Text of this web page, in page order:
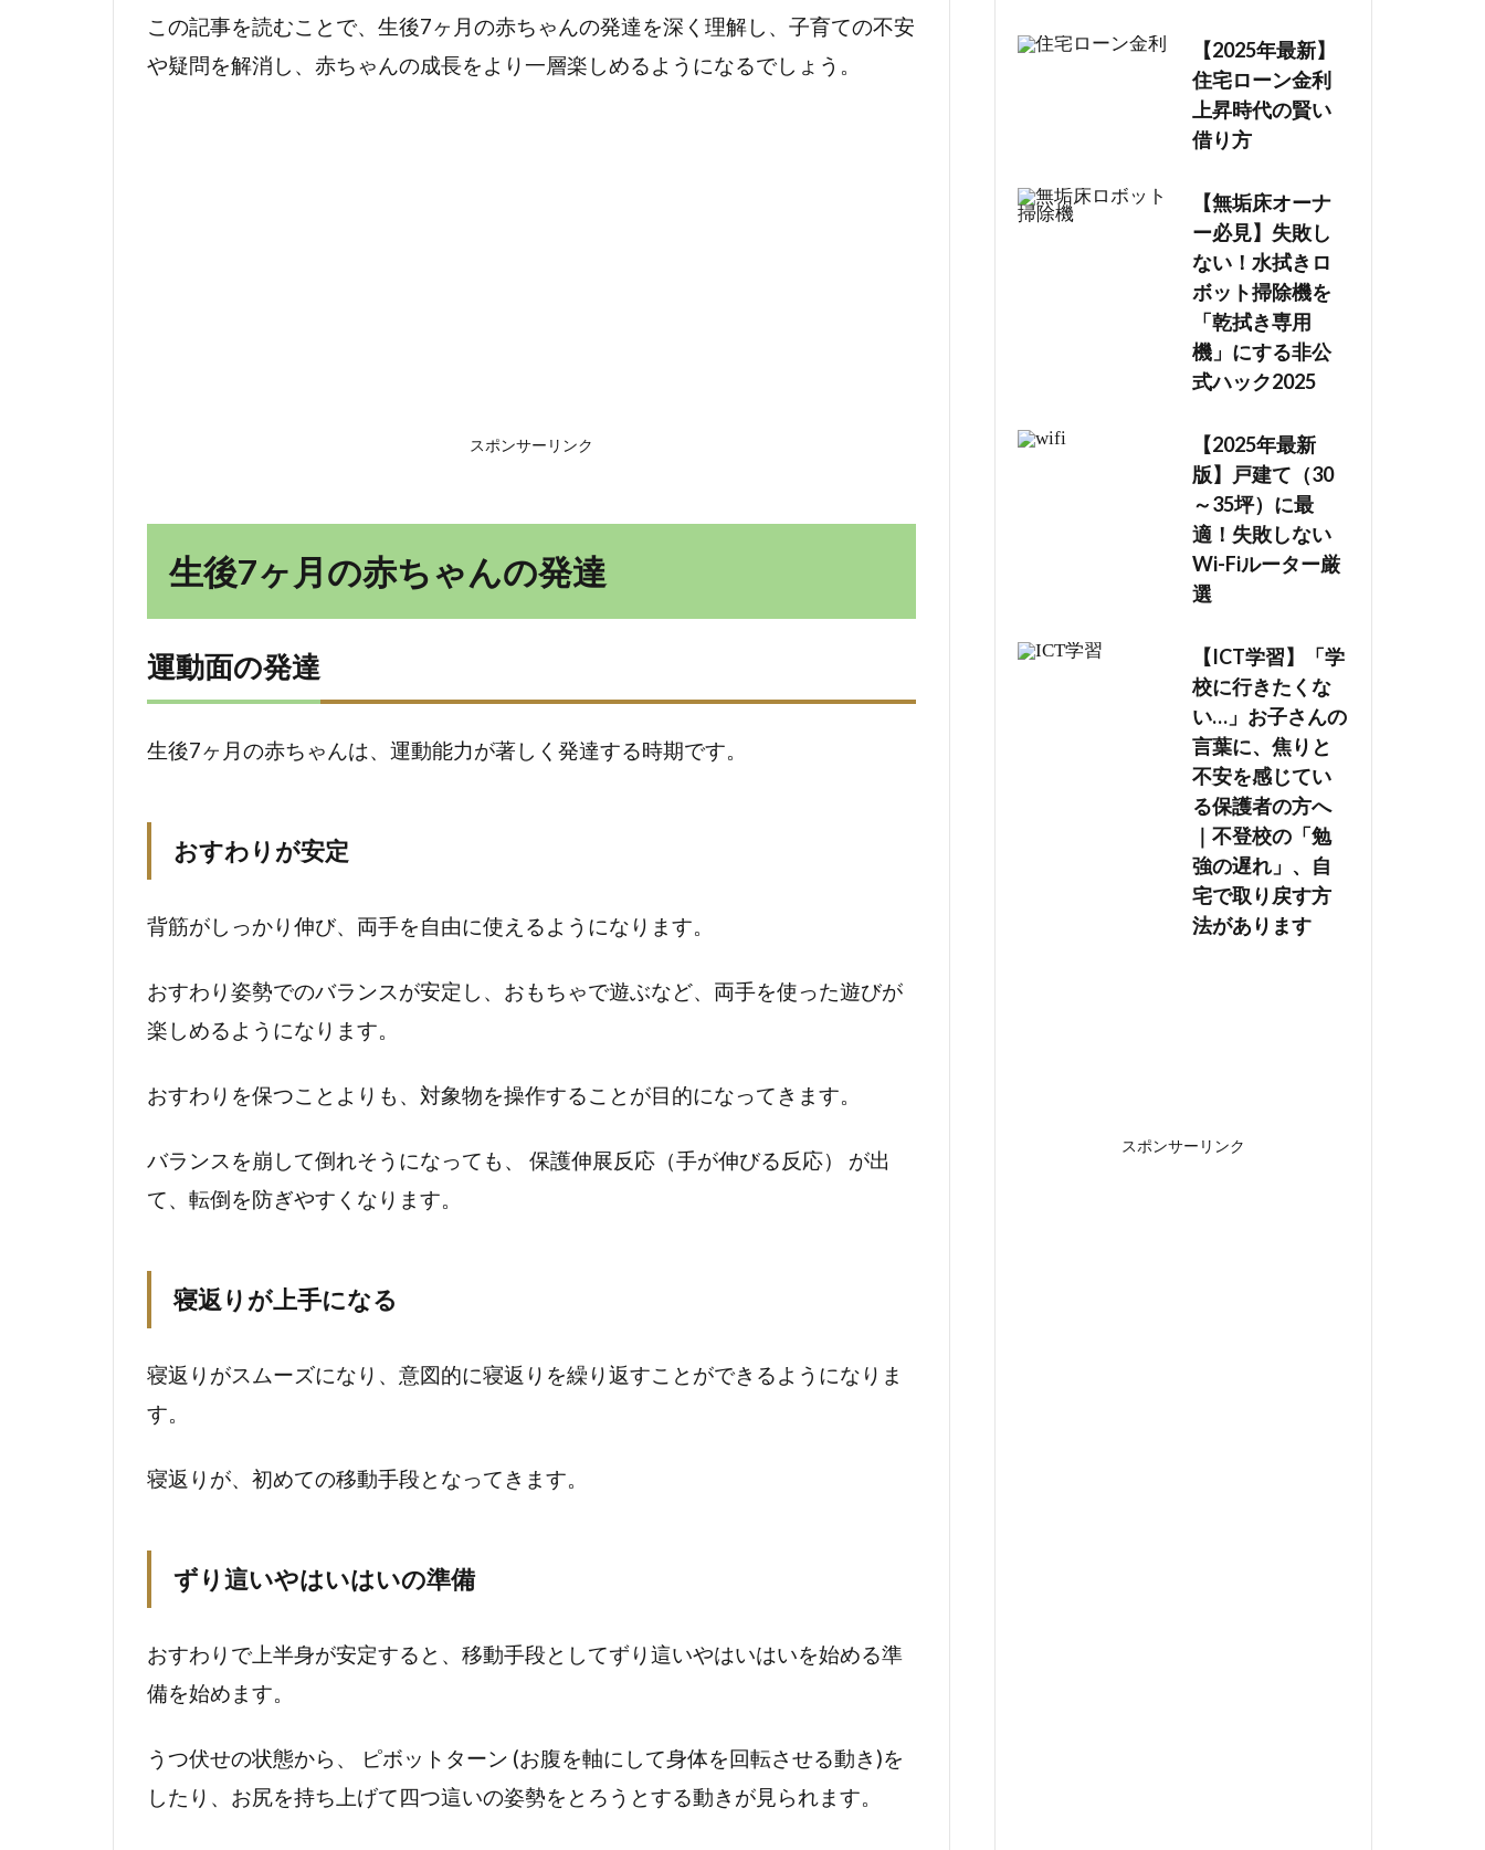
いやは
いはい
2.2.1
視覚
2.2.2
触覚
味覚
嗅覚
前庭
覚・体
性感覚
2.3
面の
発達
力の発
感情表
2.3.4
の認知
発達
人見知
りが始
まる
この記事を読むことで、生後7ヶ月の赤ちゃんの発達を深く理解し、子育ての不安
や疑問を解消し、赤ちゃんの成長をより一層楽しめるようになるでしょう。
スポンサーリンク
生後7ヶ月の赤ちゃんの発達
運動面の発達
生後7ヶ月の赤ちゃんは、運動能力が著しく発達する時期です。
おすわりが安定
背筋がしっかり伸び、両手を自由に使えるようになります。
おすわり姿勢でのバランスが安定し、おもちゃで遊ぶなど、両手を使った遊びが
楽しめるようになります。
おすわりを保つことよりも、対象物を操作することが目的になってきます。
バランスを崩して倒れそうになっても、 保護伸展反応（手が伸びる反応） が出
て、転倒を防ぎやすくなります。
寝返りが上手になる
寝返りがスムーズになり、意図的に寝返りを繰り返すことができるようになりま
す。
寝返りが、初めての移動手段となってきます。
ずり這いやはいはいの準備
おすわりで上半身が安定すると、移動手段としてずり這いやはいはいを始める準
備を始めます。
うつ伏せの状態から、 ピボットターン (お腹を軸にして身体を回転させる動き)を
したり、お尻を持ち上げて四つ這いの姿勢をとろうとする動きが見られます。
【2025年最新】
住宅ローン金利
上昇時代の賢い
借り方
【無垢床オーナ
ー必見】失敗し
ない！水拭きロ
ボット掃除機を
「乾拭き専用
機」にする非公
式ハック2025
【2025年最新
版】戸建て（30
～35坪）に最
適！失敗しない
Wi-Fiルーター厳
選
【ICT学習】「学
校に行きたくな
い…」お子さんの
言葉に、焦りと
不安を感じてい
る保護者の方へ
｜不登校の「勉
強の遅れ」、自
宅で取り戻す方
法があります
スポンサーリンク